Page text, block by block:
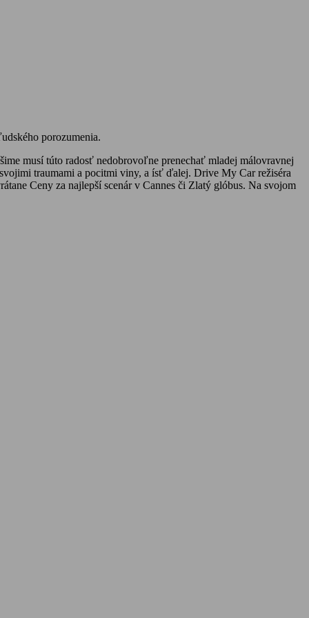
porozumenia.
musí túto radosť nedobrovoľne prenechať mladej málovravnej
traumami a pocitmi viny, a ísť ďalej. Drive My Car režiséra
Ceny za najlepší scenár v Cannes či Zlatý glóbus. Na svojom